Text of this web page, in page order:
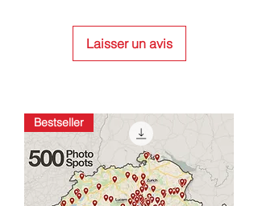
Laisser un avis
Bestseller